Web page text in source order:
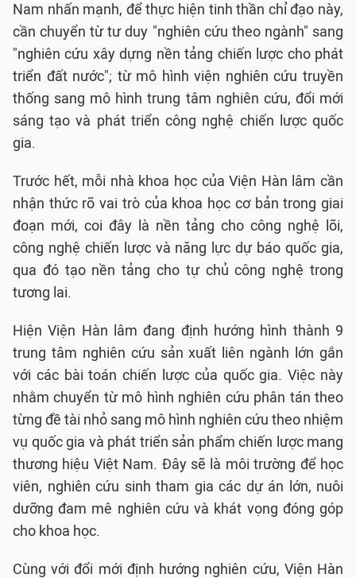
Nam nhấn mạnh, để thực hiện tinh thần chỉ đạo này,
cần chuyển từ tư duy "nghiên cứu theo ngành" sang
"nghiên cứu xây dựng nền tảng chiến lược cho phát
triển đất nước"; từ mô hình viện nghiên cứu truyền
thống sang mô hình trung tâm nghiên cứu, đổi mới
sáng tạo và phát triển công nghệ chiến lược quốc
gia.
Trước hết, mỗi nhà khoa học của Viện Hàn lâm cần
nhận thức rõ vai trò của khoa học cơ bản trong giai
đoạn mới, coi đây là nền tảng cho công nghệ lõi,
công nghệ chiến lược và năng lực dự báo quốc gia,
qua đó tạo nền tảng cho tự chủ công nghệ trong
tương lai.
Hiện Viện Hàn lâm đang định hướng hình thành 9
trung tâm nghiên cứu sản xuất liên ngành lớn gắn
với các bài toán chiến lược của quốc gia. Việc này
nhằm chuyển từ mô hình nghiên cứu phân tán theo
từng đề tài nhỏ sang mô hình nghiên cứu theo nhiệm
vụ quốc gia và phát triển sản phẩm chiến lược mang
thương hiệu Việt Nam. Đây sẽ là môi trường để học
viên, nghiên cứu sinh tham gia các dự án lớn, nuôi
dưỡng đam mê nghiên cứu và khát vọng đóng góp
cho khoa học.
Cùng với đổi mới định hướng nghiên cứu, Viện Hàn